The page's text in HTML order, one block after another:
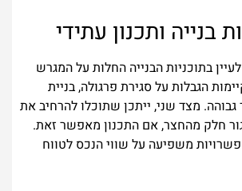
בנייה ותכנון עתידי
בתוכניות הבנייה החלות על המגרש
הגבלות על סגירת פרגולה, בניית
מצד שני, ייתכן שתוכלו להרחיב את
חלק מהחצר, אם התכנון מאפשר זאת.
משפיעה על שווי הנכס לטווח